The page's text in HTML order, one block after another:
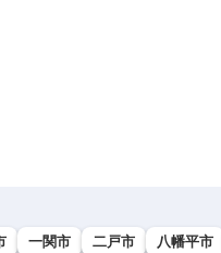
一関市 二戸市 八幡平市